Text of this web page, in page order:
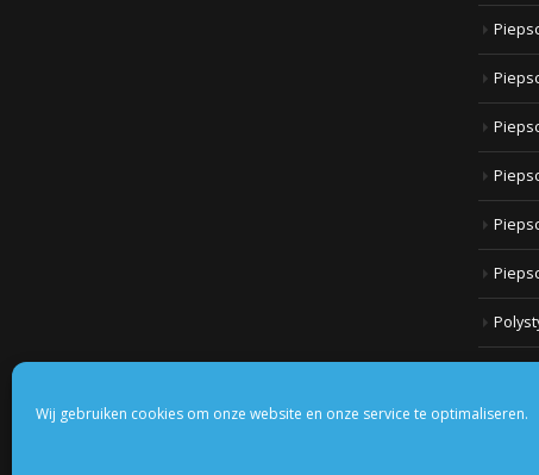
Wij gebruiken cookies om onze website en onze service te optimaliseren.